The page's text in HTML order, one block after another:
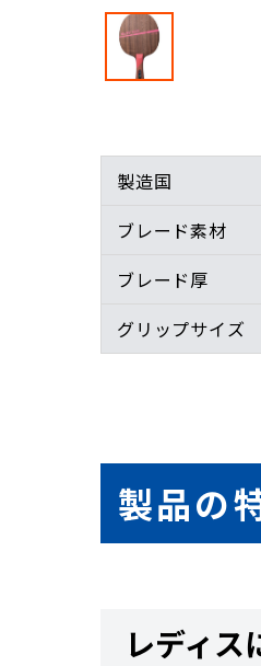
製造国
ブレード素材
ブレード厚
グリップサイズ
製品の
レディス